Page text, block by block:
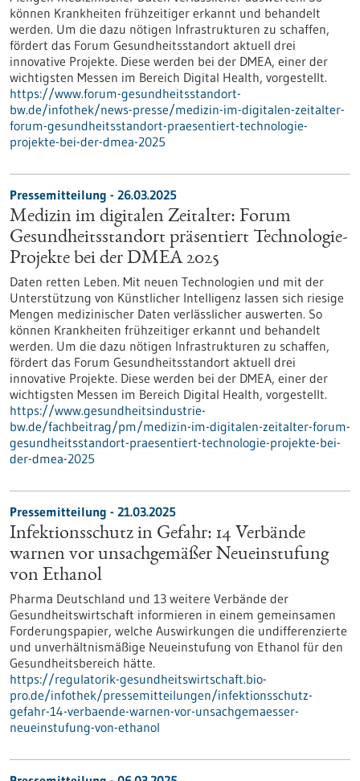
können Krankheiten frühzeitiger erkannt und behandelt
werden. Um die dazu nötigen Infrastrukturen zu schaffen,
fördert das Forum Gesundheitsstandort aktuell drei
innovative Projekte. Diese werden bei der DMEA, einer der
wichtigsten Messen im Bereich Digital Health, vorgestellt.
https://www.forum-gesundheitsstandort-
bw.de/infothek/news-presse/medizin-im-digitalen-zeitalter-
forum-gesundheitsstandort-praesentiert-technologie-
projekte-bei-der-dmea-2025
Pressemitteilung - 26.03.2025
Medizin im digitalen Zeitalter: Forum
Gesundheitsstandort präsentiert Technologie-
Projekte bei der DMEA 2025
Daten retten Leben. Mit neuen Technologien und mit der
Unterstützung von Künstlicher Intelligenz lassen sich riesige
Mengen medizinischer Daten verlässlicher auswerten. So
können Krankheiten frühzeitiger erkannt und behandelt
werden. Um die dazu nötigen Infrastrukturen zu schaffen,
fördert das Forum Gesundheitsstandort aktuell drei
innovative Projekte. Diese werden bei der DMEA, einer der
wichtigsten Messen im Bereich Digital Health, vorgestellt.
https://www.gesundheitsindustrie-
bw.de/fachbeitrag/pm/medizin-im-digitalen-zeitalter-forum-
gesundheitsstandort-praesentiert-technologie-projekte-bei-
der-dmea-2025
Pressemitteilung - 21.03.2025
Infektionsschutz in Gefahr: 14 Verbände
warnen vor unsachgemäßer Neueinstufung
von Ethanol
Pharma Deutschland und 13 weitere Verbände der
Gesundheitswirtschaft informieren in einem gemeinsamen
Forderungspapier, welche Auswirkungen die undifferenzierte
und unverhältnismäßige Neueinstufung von Ethanol für den
Gesundheitsbereich hätte.
https://regulatorik-gesundheitswirtschaft.bio-
pro.de/infothek/pressemitteilungen/infektionsschutz-
gefahr-14-verbaende-warnen-vor-unsachgemaesser-
neueinstufung-von-ethanol